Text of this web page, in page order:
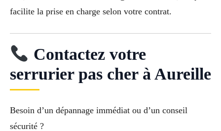
facilite la prise en charge selon votre contrat.
Contactez votre
serrurier pas cher à Aureille
Besoin d’un dépannage immédiat ou d’un conseil
sécurité ?